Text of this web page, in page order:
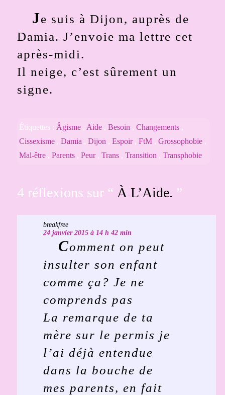
Je suis à Dijon, auprès de
Damia. J’envoie ma lettre cet
après-midi.
Il neige, c’est sûrement un
signe.
Étiquettes : Âgisme , Aide ,Besoin ,Changements ,
Cissexisme ,Damia ,Dijon ,Espoir ,FtM ,Grossophobie ,
Mal-être ,Parents ,Peur ,Trans ,Transition ,Transphobie
4 réflexions sur “ À L’Aide. ”
breakfree
24 janvier 2015 à 14 h 42 min
Comment on peut
insulter son enfant
comme ça? Je ne
comprends pas
La remarque de ta
mère sur le permis je
l’ai déjà entendue
dans la bouche de
mes parents, en fait